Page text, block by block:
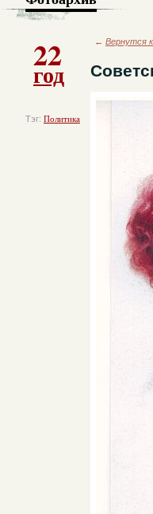
22
год
Тэг: Политика
← Вернутся